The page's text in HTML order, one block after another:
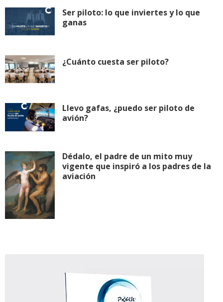
Ser piloto: lo que inviertes y lo que
ganas
¿Cuánto cuesta ser piloto?
Llevo gafas, ¿puedo ser piloto de
avión?
Dédalo, el padre de un mito muy
vigente que inspiró a los padres de la
aviación